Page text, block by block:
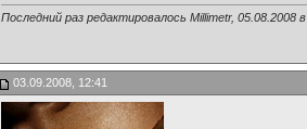
Последний раз редактировалось Millimetr, 05.08.2008 в
03.09.2008, 12:41